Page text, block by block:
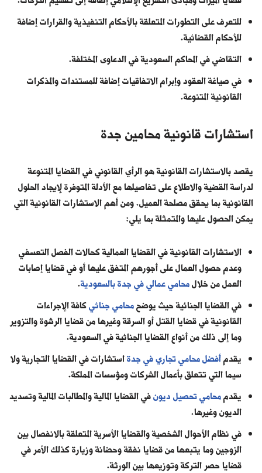
للتعرف على التطورات المتعلقة بالأحكام التنفيذية والقرارات إضافة
للأحكام القضائية.
التقاضي في المحاكم السعودية في الدعاوى المختلفة.
في صياغة العقود وإبرام الاتفاقيات إضافة للمستندات والمذكرات
القانونية المتنوعة.
استشارات قانونية محامين جدة
يقصد بالاستشارات القانونية هو الرأي القانوني في القضايا المتنوعة
لدراسة القضية والاطلاع على تفاصيلها مع الأدلة المتوفرة لإيجاد الحلول
القانونية بما يحقق مصلحة العميل. ومن أهم الاستشارات القانونية التي
يمكن الحصول عليها والمتمثلة بما يلي:
الاستشارات القانونية في القضايا العمالية كحالات الفصل التعسفي
وعدم حصول العمال على أجورهم المتفق عليها أو في قضايا إصابات
العمل من خلالمحامي عمالي في جدة بالسعودية.
في القضايا الجنائية حيث يوضحمحامي جنائيكافة الإجراءات
القانونية في قضايا القتل أو السرقة وغيرها من قضايا الرشوة والتزوير
وما إلى ذلك من أنواع القضايا الجنائية في السعودية.
يقدمأفضل محامي تجاري في جدةاستشارات في القضايا التجارية ولا
سيما التي تتعلق بأعمال الشركات ومؤسسات المملكة.
يقدممحامي تحصيل ديونفي القضايا المالية والمطالبات المالية وتسديد
الديون وغيرها.
في نظام الأحوال الشخصية والقضايا الأسرية المتعلقة بالانفصال بين
الزوجين وما يتبعها من قضايا نفقة وحضانة وزيارة كذلك الأمر في
قضايا حصر التركة وتوزيعها بين الورثة.